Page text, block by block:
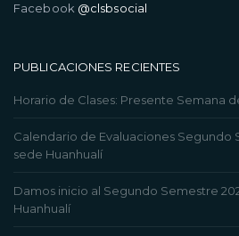
Facebook @clsbsocial
PUBLICACIONES RECIENTES
Horario de Clases: Presente Semana
Calendario de Evaluaciones Segundo
sede Huanhualí
Damos inicio al Segundo Semestre
Huanhualí